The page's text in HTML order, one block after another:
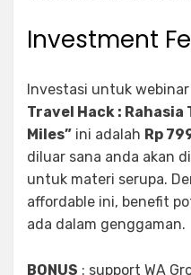
Investment
Investasi untuk webinar
Travel Hack :
Miles” ini adalah Rp
diluar sana anda akan
untuk materi serupa.
affordable ini, benefit
ada dalam genggaman.
BONUS : support WA